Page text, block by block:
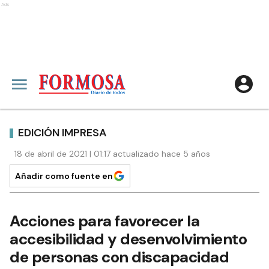
Ads
EDICIÓN IMPRESA
18 de abril de 2021 | 01:17 actualizado hace 5 años
Añadir como fuente en
Acciones para favorecer la
accesibilidad y desenvolvimiento
de personas con discapacidad